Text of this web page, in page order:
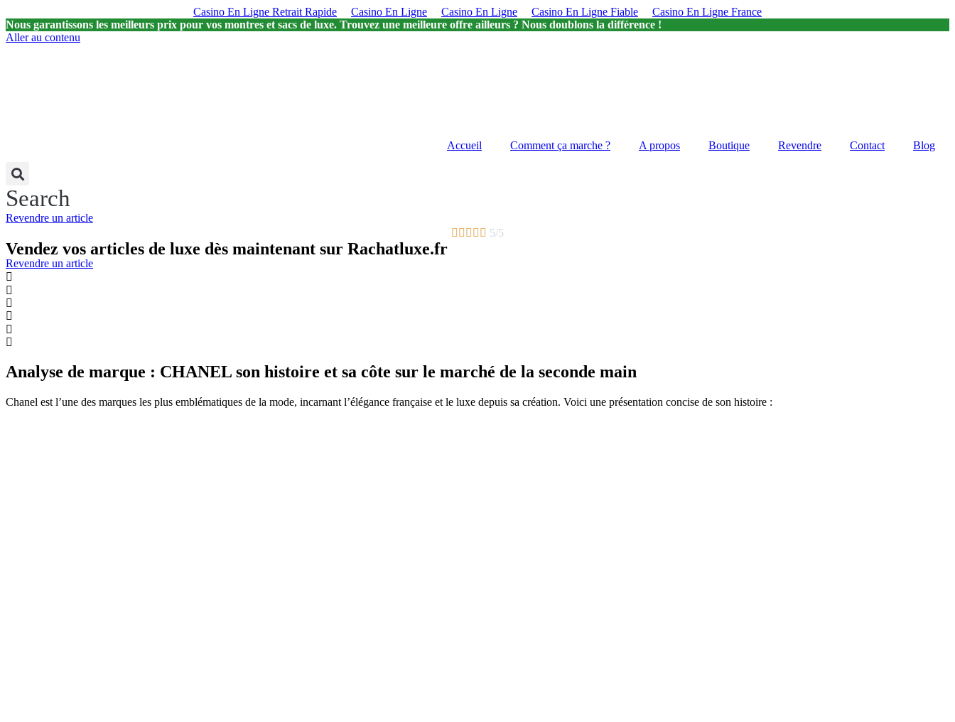
Casino En Ligne Retrait Rapide Casino En Ligne Casino En Ligne Casino En Ligne Fiable
Casino En Ligne France
Nous garantissons les meilleurs prix pour vos montres et sacs de luxe. Trouvez une meilleure offre ailleurs ? Nous doublons la différence !
Aller au contenu
Accueil Comment ça marche ? A propos Boutique Revendre Contact Blog
Search
Revendre un article
     5/5
Vendez vos articles de luxe dès maintenant sur Rachatluxe.fr
Revendre un article
Analyse de marque : CHANEL son histoire et sa côte sur le marché de la seconde main
Chanel est l’une des marques les plus emblématiques de la mode, incarnant l’élégance française et le luxe depuis sa création. Voici une présentation concise de son histoire :